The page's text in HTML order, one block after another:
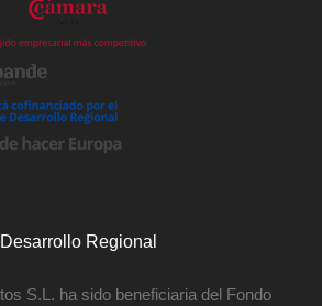
Regional
S.L. ha sido beneficiaria del Fondo